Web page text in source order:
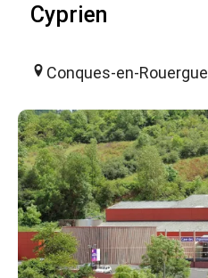
Cyprien
Conques-en-Rouergue